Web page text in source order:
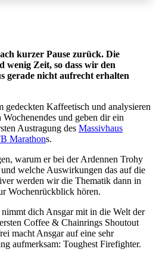
kurzer Pause zurück. Die
wenig Zeit, so dass wir den
gerade nicht aufrecht erhalten
gedeckten Kaffeetisch und analysieren
und geben dir ein
Austragung des Massivhaus
Marathons.
warum er bei der Ardennen Trohy
welche Auswirkungen das auf die
werden wir die Thematik dann in
Wochenrückblick hören.
dich Ansgar mit in die Welt der
Coffee & Chainrings Shoutout
macht Ansgar auf eine sehr
aufmerksam: Toughest Firefighter.